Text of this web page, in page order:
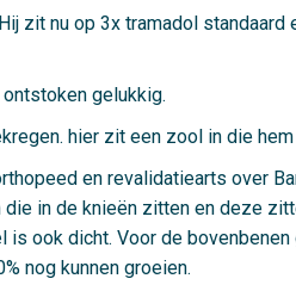
zit nu op 3x tramadol
gelukkig.
hier zit een zool in die
en revalidatiearts over
in de knieën zitten en deze
ook dicht. Voor de
nog kunnen groeien.